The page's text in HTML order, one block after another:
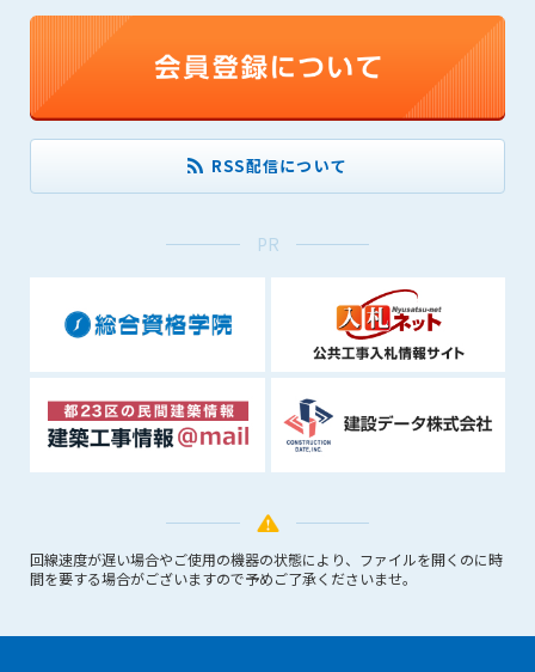
RSS配信について
PR
回線速度が遅い場合やご使用の機器の状態により、ファイルを開くのに時
間を要する場合がございますので予めご了承くださいませ。
(2) 第三者または管理者の財産、プライバシー等を侵害する行
(3) 第三者または管理者を誹謗中傷する行為
(4) 有害なコンピュータプログラム等を送信又は書き込む行為
(5) 第三者に不利益を与える行為
(7) 公序良俗に反する行為
を、営利を目的として第三者に転売し、または転売のため
に第三者に提供すること
第7条（登録内容の削除）
管理者は、会員が登録した内容が以下に該当する、またはその
恐れのあるものは、会員の承諾なく削除できるものとします。
(1) 登録されている情報が、第6条の定める禁止事項に該当する
と管理者が、判断した場合
(3) 広告掲載料金の支払が遅延した場合
(4) その他、管理者が不適当と判断した場合
管理者は、会員の承諾なく、本サービス内容の変更(新規追加、